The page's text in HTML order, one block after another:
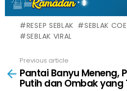
RESEP SEBLAK
SEBLAK
SEBLAK VIRAL
more
Previous article
Pantai Banyu Meneng,
Putih dan Ombak yang